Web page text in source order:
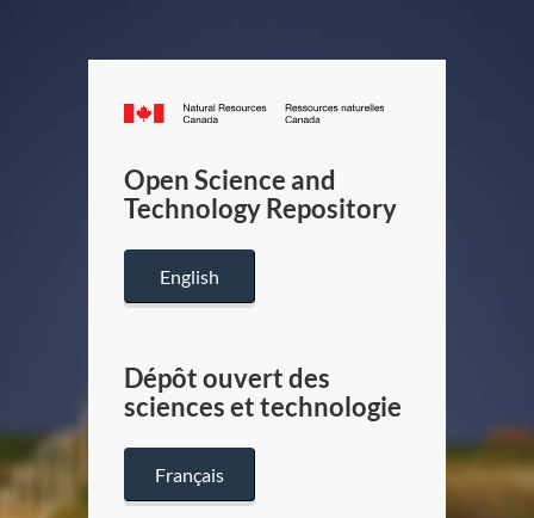
Canada.ca
/
Canada
Open Science and
Technology Repository
English
Dépôt ouvert des
sciences et technologie
Français